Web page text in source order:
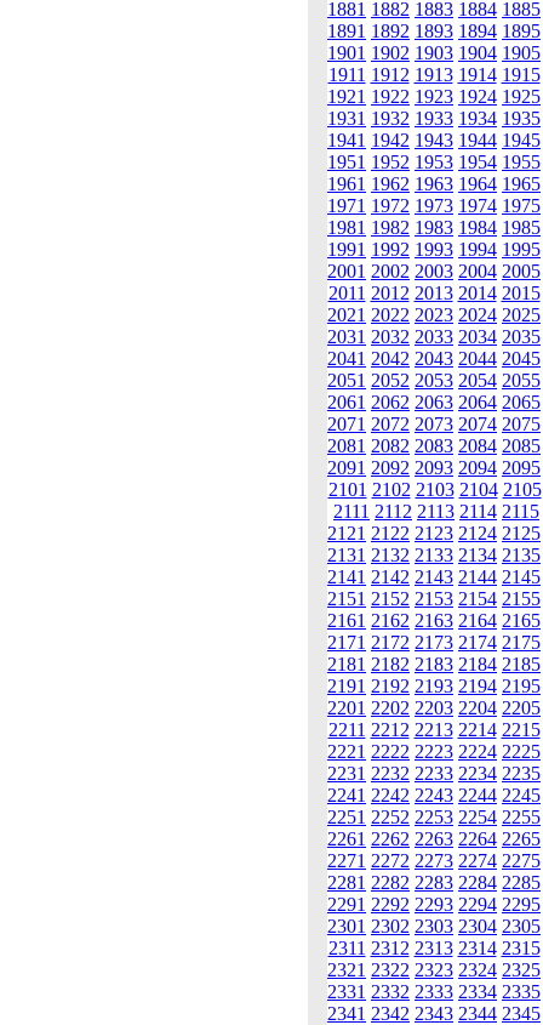
1881 1882 1883 1884 1885
1891 1892 1893 1894 1895
1901 1902 1903 1904 1905
1911 1912 1913 1914 1915
1921 1922 1923 1924 1925
1931 1932 1933 1934 1935
1941 1942 1943 1944 1945
1951 1952 1953 1954 1955
1961 1962 1963 1964 1965
1971 1972 1973 1974 1975
1981 1982 1983 1984 1985
1991 1992 1993 1994 1995
2001 2002 2003 2004 2005
2011 2012 2013 2014 2015
2021 2022 2023 2024 2025
2031 2032 2033 2034 2035
2041 2042 2043 2044 2045
2051 2052 2053 2054 2055
2061 2062 2063 2064 2065
2071 2072 2073 2074 2075
2081 2082 2083 2084 2085
2091 2092 2093 2094 2095
2101 2102 2103 2104 2105
2111 2112 2113 2114 2115
2121 2122 2123 2124 2125
2131 2132 2133 2134 2135
2141 2142 2143 2144 2145
2151 2152 2153 2154 2155
2161 2162 2163 2164 2165
2171 2172 2173 2174 2175
2181 2182 2183 2184 2185
2191 2192 2193 2194 2195
2201 2202 2203 2204 2205
2211 2212 2213 2214 2215
2221 2222 2223 2224 2225
2231 2232 2233 2234 2235
2241 2242 2243 2244 2245
2251 2252 2253 2254 2255
2261 2262 2263 2264 2265
2271 2272 2273 2274 2275
2281 2282 2283 2284 2285
2291 2292 2293 2294 2295
2301 2302 2303 2304 2305
2311 2312 2313 2314 2315
2321 2322 2323 2324 2325
2331 2332 2333 2334 2335
2341 2342 2343 2344 2345